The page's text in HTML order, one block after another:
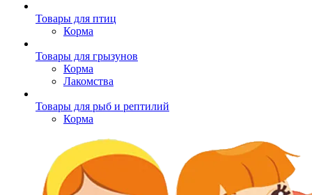
Товары для птиц
Корма
Товары для грызунов
Корма
Лакомства
Товары для рыб и рептилий
Корма